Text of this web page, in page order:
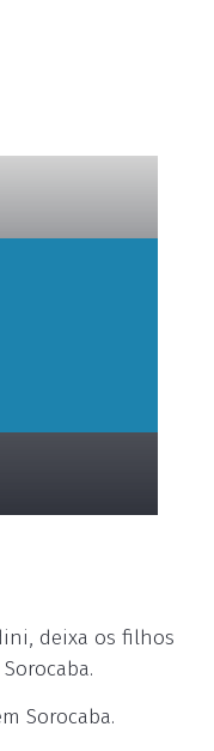
deixa os filhos
Sorocaba.